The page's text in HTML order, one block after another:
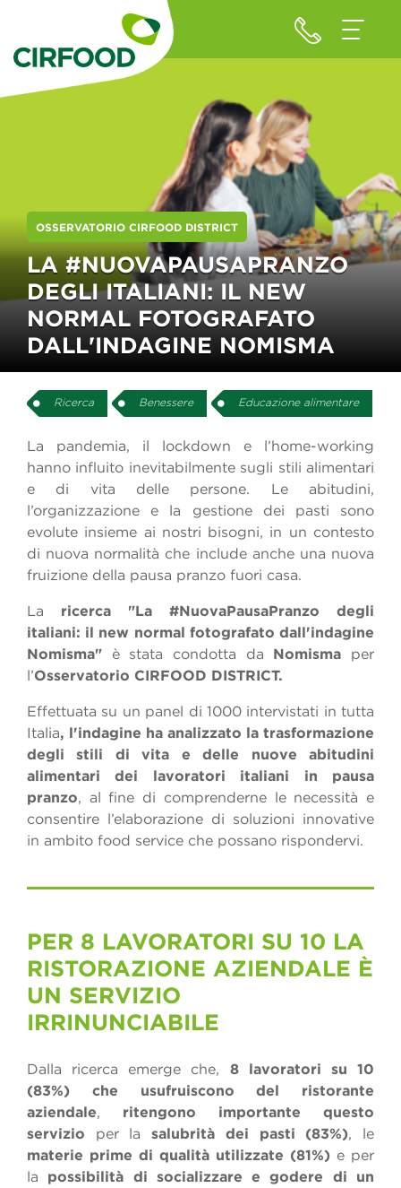
OSSERVATORIO CIRFOOD DISTRICT
LA #NUOVAPAUSAPRANZO
DEGLI ITALIANI: IL NEW
NORMAL FOTOGRAFATO
DALL'INDAGINE NOMISMA
Ricerca Benessere Educazione alimentare
La pandemia, il lockdown e l’home-working
hanno influito inevitabilmente sugli stili alimentari
e di vita delle persone. Le abitudini,
l’organizzazione e la gestione dei pasti sono
evolute insieme ai nostri bisogni, in un contesto
di nuova normalità che include anche una nuova
fruizione della pausa pranzo fuori casa.
La ricerca "La #NuovaPausaPranzo degli
italiani: il new normal fotografato dall'indagine
Nomisma" è stata condotta da Nomisma per
l’Osservatorio CIRFOOD DISTRICT.
Effettuata su un panel di 1000 intervistati in tutta
Italia, l'indagine ha analizzato la trasformazione
degli stili di vita e delle nuove abitudini
alimentari dei lavoratori italiani in pausa
pranzo, al fine di comprenderne le necessità e
consentire l’elaborazione di soluzioni innovative
in ambito food service che possano rispondervi.
PER 8 LAVORATORI SU 10 LA
RISTORAZIONE AZIENDALE È
UN SERVIZIO
IRRINUNCIABILE
Dalla ricerca emerge che, 8 lavoratori su 10
(83%) che usufruiscono del ristorante
aziendale, ritengono importante
questo
servizio per lasalubrità dei pasti (83%), le
materie prime di qualità utilizzate (81%) e per
la possibilità di socializzare e godere di un